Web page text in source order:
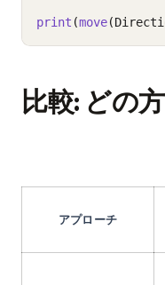
print (move
比較: どの
アプローチ